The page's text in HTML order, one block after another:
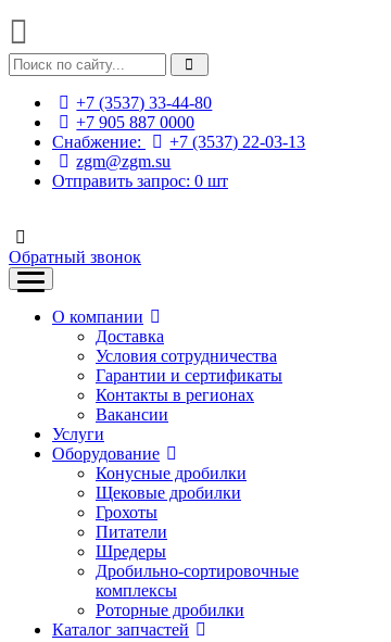
+7 (3537) 33-44-80
+7 905 887 0000
Снабжение:
+7 (3537) 22-03-13
zgm@zgm.su
Отправить запрос: 0 шт
Обратный звонок
О компании
Доставка
Условия сотрудничества
Гарантии и сертификаты
Контакты в регионах
Вакансии
Услуги
Оборудование
Конусные дробилки
Щековые дробилки
Грохоты
Питатели
Шредеры
Дробильно-сортировочные
комплексы
Роторные дробилки
Каталог запчастей